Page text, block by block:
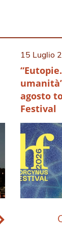
15 Luglio
agosto
Festival